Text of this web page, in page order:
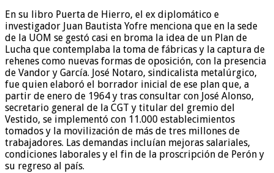
En su libro Puerta de Hierro, el ex diplomático e
investigador Juan Bautista Yofre menciona que en la sede
de la UOM se gestó casi en broma la idea de un Plan de
Lucha que contemplaba la toma de fábricas y la captura de
rehenes como nuevas formas de oposición, con la presencia
de Vandor y García. José Notaro, sindicalista metalúrgico,
fue quien elaboró el borrador inicial de ese plan que, a
partir de enero de 1964 y tras consultar con José Alonso,
secretario general de la CGT y titular del gremio del
Vestido, se implementó con 11.000 establecimientos
tomados y la movilización de más de tres millones de
trabajadores. Las demandas incluían mejoras salariales,
condiciones laborales y el fin de la proscripción de Perón y
su regreso al país.